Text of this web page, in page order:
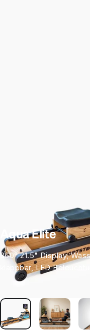
Aqua Elite
360° 21.5" Display,
klappbar, LED